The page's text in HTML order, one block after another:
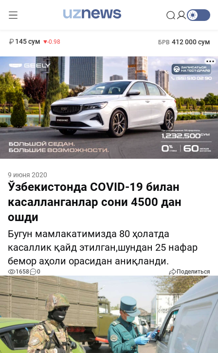
145 сум -0.98 БРВ 412 000 сум
9 июня 2020
Ўзбекистонда COVID-19 билан
касалланганлар сони 4500 дан
ошди
Бугун мамлакатимизда 80 ҳолатда
касаллик қайд этилган,шундан 25 нафар
бемор аҳоли орасидан аниқланди.
1658 0 Поделиться